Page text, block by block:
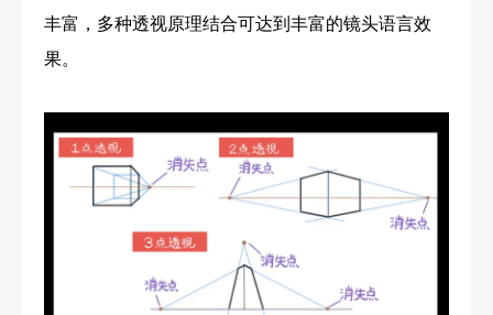
丰富，多种透视原理结合可达到丰富的镜头语言效
果。